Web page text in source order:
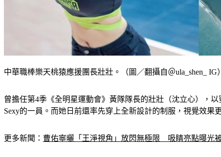
中華職棒樂天桃猿應援團長壯壯。（圖／翻攝自＠ula_shen_ IG）
曾擔任第4季《全明星運動會》黃隊隊長的壯壯（沈立心），
Sexy的一員。而她日前還率先穿上全新設計的制服，視覺效果
更多新聞： 曹佑寧曬「王淨視角」放閃無極限　吸睛亮點曝光